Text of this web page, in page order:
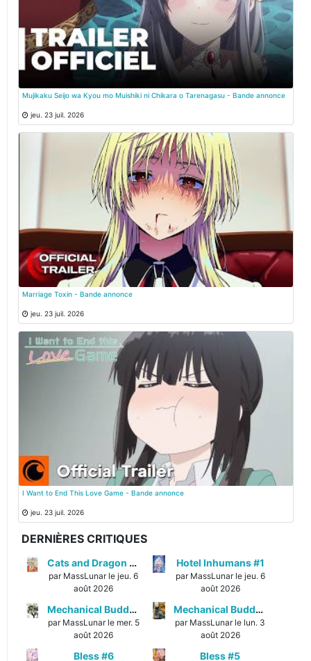
Mujikaku Seijo wa Kyou mo Muishiki ni Chikara o Tarenagasu - Bande annonce
jeu. 23 juil. 2026
Marriage Toxin - Bande annonce
jeu. 23 juil. 2026
I Want to End This Love Game - Bande annonce
jeu. 23 juil. 2026
DERNIÈRES CRITIQUES
Cats and Dragon #3
par MassLunar le jeu. 6
août 2026
Hotel Inhumans #1
par MassLunar le jeu. 6
août 2026
Mechanical Buddy Universe #1
par MassLunar le mer. 5
août 2026
Mechanical Buddy Universe #0
par MassLunar le lun. 3
août 2026
Bless #6 Bless #5